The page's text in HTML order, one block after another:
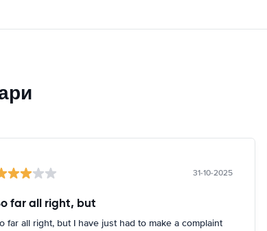
31-10-2025
far all right, but
far all right, but I have just had to make a complaint